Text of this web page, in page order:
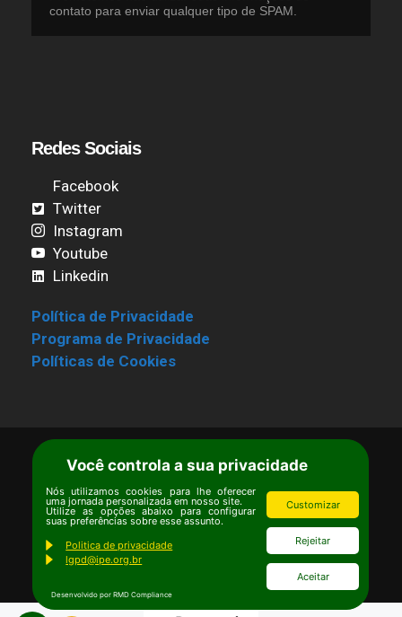
contato para enviar qualquer tipo de SPAM.
Redes Sociais
Facebook
Twitter
Instagram
Youtube
Linkedin
Política de Privacidade
Programa de Privacidade
Políticas de Cookies
Termos de Uso |Estatuto
Copyright © Ipê – Instituto de Pesquisas
Ecológicas.
Email:
ipe@ipe.org.br
Você controla a sua privacidade
Nós utilizamos cookies para lhe oferecer
uma jornada personalizada em nosso site.
Utilize as opções abaixo para configurar
suas preferências sobre esse assunto.
Politica de privacidade
lgpd@ipe.org.br
Customizar
Rejeitar
Aceitar
Desenvolvido por RMD Compliance